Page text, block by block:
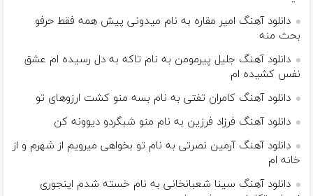
دانلود آهنگ امیر مقاره به نام میدونی پیش همه فقط حرفو
بحث منه
دانلود آهنگ جلیل پیرمومن به نام تاكه به دل رسيده ام عشق
نفس كشيده ام
دانلود آهنگ کامران تفتی به نام بسه منو کشت ارزوهای تو
دانلود آهنگ فرزاد فرزین به نام منو شبگردو دیوونه کن
دانلود آهنگ آرمین نصرتی به نام تو بخواهی میرویم از شهرم و از
خانه ام
دانلود آهنگ سینا شعبانخانی به نام خسته شدم اینجوری